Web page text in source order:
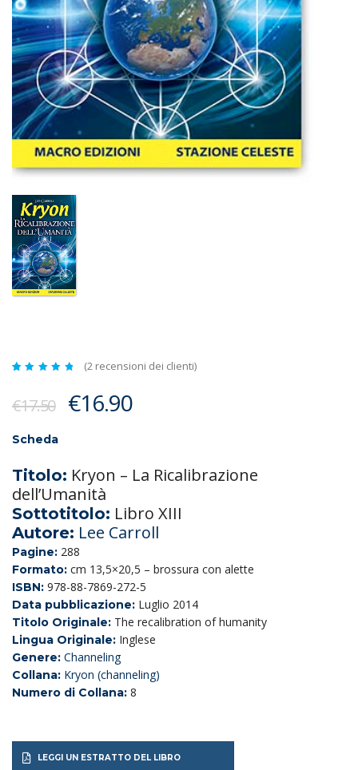
su
(2 recensioni dei clienti)
€17.50 Il
era:
€17.50.
€16.90Il
è:
€16.90.
Scheda
Titolo: Kryon – La Ricalibrazione
dell’Umanità
Sottotitolo: Libro XIII
Autore: Lee Carroll
Pagine: 288
Formato: cm 13,5×20,5 – brossura con alette
ISBN: 978-88-7869-272-5
Data pubblicazione: Luglio 2014
Titolo Originale: The recalibration of humanity
Lingua Originale: Inglese
Genere: Channeling
Collana: Kryon (channeling)
Numero di Collana: 8
LEGGI UN ESTRATTO DEL LIBRO